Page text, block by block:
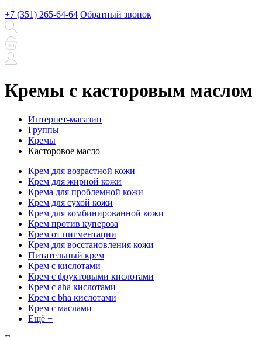
+7 (351) 265-64-64 Обратный звонок
Кремы с касторовым маслом
Интернет-магазин
Группы
Кремы
Касторовое масло
Крем для возрастной кожи
Крем для жирной кожи
Крема для проблемной кожи
Крем для сухой кожи
Крем для комбинированной кожи
Крем против купероза
Крем от пигментации
Крем для восстановления кожи
Питательный крем
Крем с кислотами
Крем с фруктовыми кислотами
Крем с aha кислотами
Крем с bha кислотами
Крем с маслами
Ещё +